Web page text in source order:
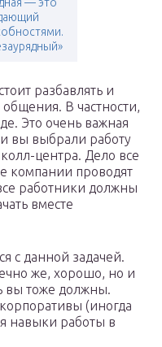
разбавлять и
В частности,
Это очень важная
вы выбрали работу
центра. Дело все
компании проводят
работники должны
вместе
с данной задачей.
же, хорошо, но и
вы тоже должны.
(иногда
навыки работы в